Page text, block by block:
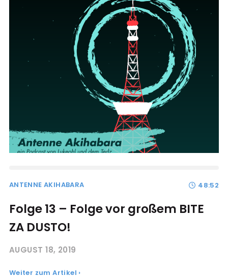
ANTENNE AKIHABARA 48:52
Folge 13 – Folge vor großem BITE
ZA DUSTO!
AUGUST 18, 2019
Weiter zum Artikel ›